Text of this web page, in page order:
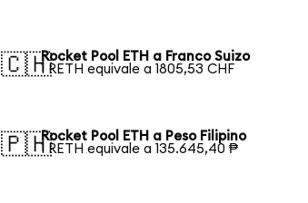
🇨🇭Rocket Pool ETH a Franco Suizo
1 RETH equivale a 1805,53 CHF
🇵🇭Rocket Pool ETH a Peso Filipino
1 RETH equivale a 135.645,40 ₱